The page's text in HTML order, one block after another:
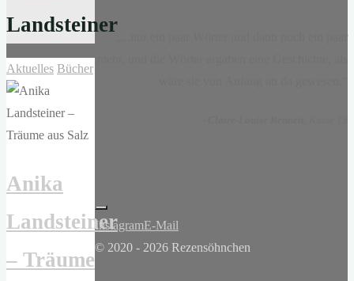
Landsteiner
Aktuelles Bücher
Anika
Landsteiner
– Träume
InstagramE-Mail
© 2020 - 2026 Rezensöhnchen